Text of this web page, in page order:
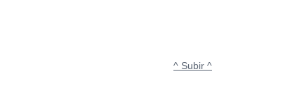
^ Subir ^